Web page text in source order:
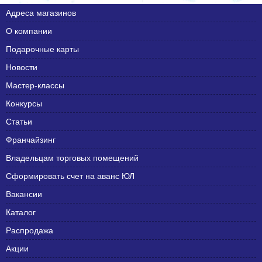
Адреса магазинов
О компании
Подарочные карты
Новости
Мастер-классы
Конкурсы
Статьи
Франчайзинг
Владельцам торговых помещений
Сформировать счет на аванс ЮЛ
Вакансии
Каталог
Распродажа
Акции